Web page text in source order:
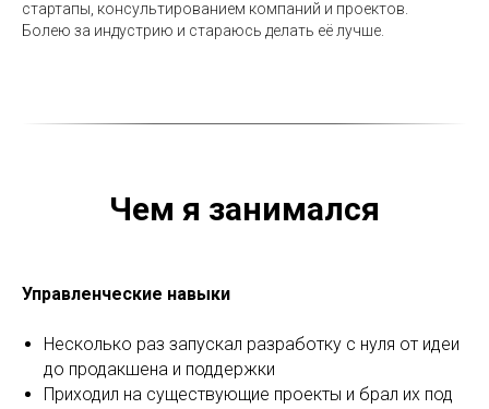
стартапы, консультированием компаний и проектов.
Болею за индустрию и стараюсь делать её лучше.
Чем я занимался
Управленческие навыки
Несколько раз запускал разработку с нуля от идеи
до продакшена и поддержки
Приходил на существующие проекты и брал их под